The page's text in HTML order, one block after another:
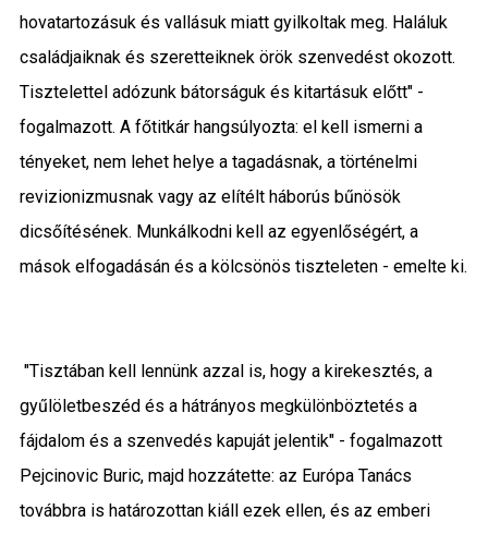
Sport
Kapcsolat
hovatartozásuk és vallásuk miatt gyilkoltak meg. Haláluk
családjaiknak és szeretteiknek örök szenvedést okozott.
Tisztelettel adózunk bátorságuk és kitartásuk előtt" -
fogalmazott. A főtitkár hangsúlyozta: el kell ismerni a
tényeket, nem lehet helye a tagadásnak, a történelmi
revizionizmusnak vagy az elítélt háborús bűnösök
dicsőítésének. Munkálkodni kell az egyenlőségért, a
mások elfogadásán és a kölcsönös tiszteleten - emelte ki.
"Tisztában kell lennünk azzal is, hogy a kirekesztés, a
gyűlöletbeszéd és a hátrányos megkülönböztetés a
fájdalom és a szenvedés kapuját jelentik" - fogalmazott
Pejcinovic Buric, majd hozzátette: az Európa Tanács
továbbra is határozottan kiáll ezek ellen, és az emberi